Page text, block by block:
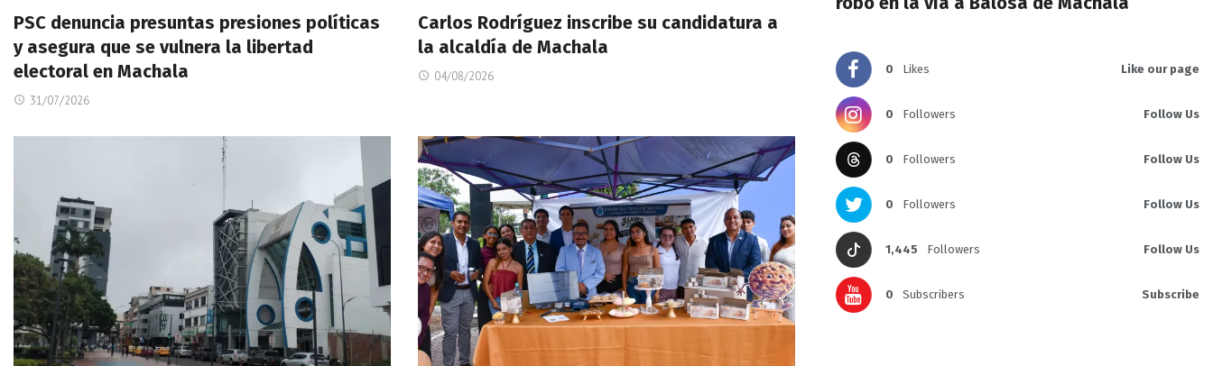
PSC denuncia presuntas presiones políticas
y asegura que se vulnera la libertad
electoral en Machala
31/07/2026
Carlos Rodríguez inscribe su candidatura a
la alcaldía de Machala
04/08/2026 0 Likes Like our page
0 Followers Follow Us
0 Followers Follow Us
0 Followers Follow Us
1,445 Followers Follow Us
0 Subscribers Subscribe